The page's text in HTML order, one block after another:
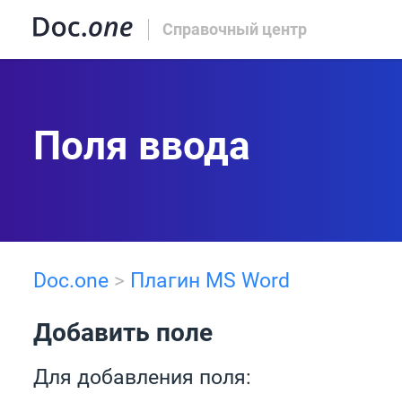
Справочный центр
Поля ввода
Doc.one > Плагин MS Word
Добавить поле
Для добавления поля: